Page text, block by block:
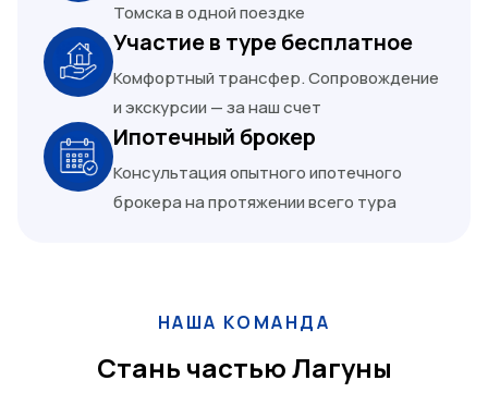
Томска в одной поездке
Участие в туре бесплатное
Комфортный трансфер. Сопровождение
и экскурсии — за наш счет
Ипотечный брокер
Консультация опытного ипотечного
брокера на протяжении всего тура
НАША КОМАНДА
Стань частью Лагуны